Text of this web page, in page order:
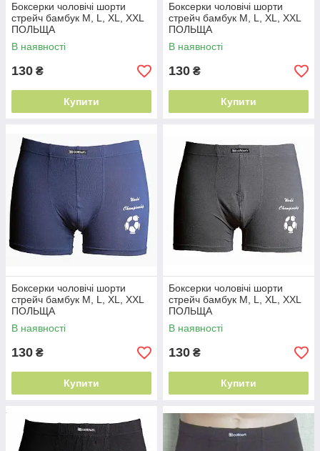
Боксерки чоловічі шорти
стрейч бамбук M, L, XL, XXL
ПОЛЬЩА
В наявності
130 ₴
Купити
Боксерки чоловічі шорти
стрейч бамбук M, L, XL, XXL
ПОЛЬЩА
В наявності
130 ₴
Купити
Боксерки чоловічі шорти
стрейч бамбук M, L, XL, XXL
ПОЛЬЩА
В наявності
130 ₴
Купити
Боксерки чоловічі шорти
стрейч бамбук M, L, XL, XXL
ПОЛЬЩА
В наявності
130 ₴
Купити